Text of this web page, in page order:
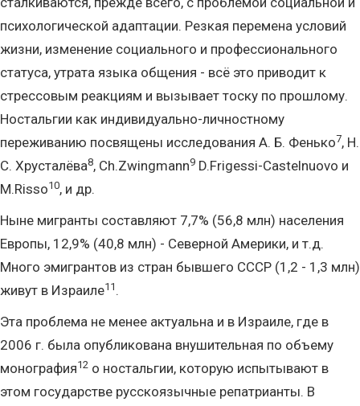
психологической адаптации. Резкая перемена условий
жизни, изменение социального и профессионального
статуса, утрата языка общения - всё это приводит к
стрессовым реакциям и вызывает тоску по прошлому.
Ностальгии как индивидуально-личностному
переживанию посвящены исследования А. Б. Фенько7, Н.
С. Хрусталёва8, Ch.Zwingmann9 D.Frigessi-Castelnuovo и
M.Risso10, и др.
Ныне мигранты составляют 7,7% (56,8 млн) населения
Европы, 12,9% (40,8 млн) - Северной Америки, и т.д.
Много эмигрантов из стран бывшего СССР (1,2 - 1,3 млн)
живут в Израиле11 .
Эта проблема не менее актуальна и в Израиле, где в
2006 г. была опубликована внушительная по объему
монография12 о ностальгии, которую испытывают в
этом государстве русскоязычные репатрианты. В